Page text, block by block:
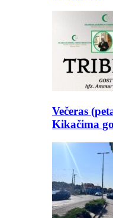
Večeras
Kikačima